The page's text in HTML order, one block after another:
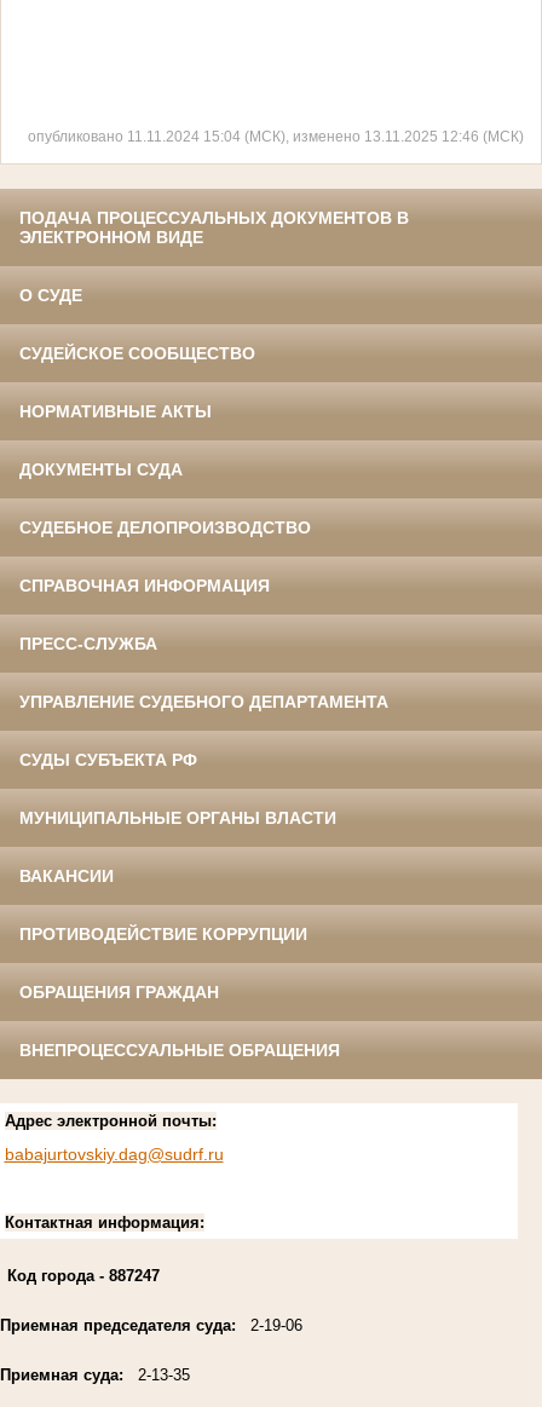
опубликовано 11.11.2024 15:04 (МСК), изменено 13.11.2025 12:46 (МСК)
ПОДАЧА ПРОЦЕССУАЛЬНЫХ ДОКУМЕНТОВ В
ЭЛЕКТРОННОМ ВИДЕ
О СУДЕ
СУДЕЙСКОЕ СООБЩЕСТВО
НОРМАТИВНЫЕ АКТЫ
ДОКУМЕНТЫ СУДА
СУДЕБНОЕ ДЕЛОПРОИЗВОДСТВО
СПРАВОЧНАЯ ИНФОРМАЦИЯ
ПРЕСС-СЛУЖБА
УПРАВЛЕНИЕ СУДЕБНОГО ДЕПАРТАМЕНТА
СУДЫ СУБЪЕКТА РФ
МУНИЦИПАЛЬНЫЕ ОРГАНЫ ВЛАСТИ
ВАКАНСИИ
ПРОТИВОДЕЙСТВИЕ КОРРУПЦИИ
ОБРАЩЕНИЯ ГРАЖДАН
ВНЕПРОЦЕССУАЛЬНЫЕ ОБРАЩЕНИЯ
Адрес электронной почты:
babajurtovskiy.dag@sudrf.ru
Контактная информация:
Код города- 887247
Приемная председателя суда: 2-19-06
Приемная суда: 2-13-35